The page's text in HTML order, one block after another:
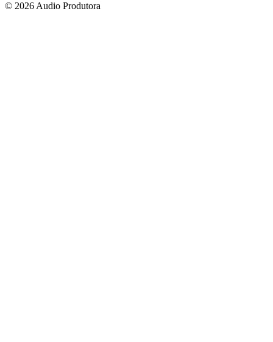
© 2026 Audio Produtora